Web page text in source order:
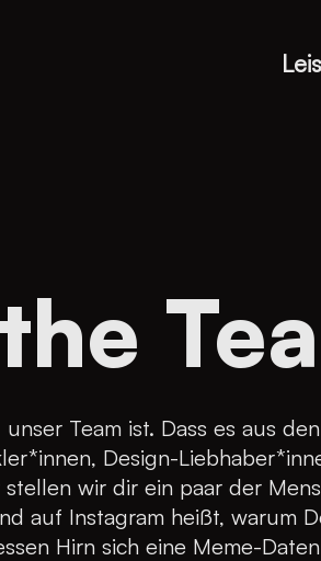
Team ist. Dass es aus
Design-
wir dir ein paar der
auf Instagram heißt, warum
Hirn sich eine Meme-